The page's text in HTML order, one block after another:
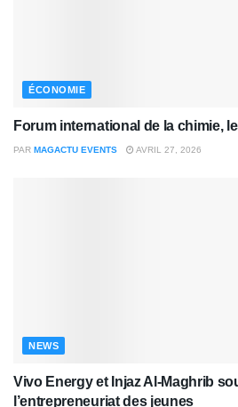
ÉCONOMIE
Forum international de la chimie,
PAR MAGACTU EVENTS AVRIL 27, 2026
NEWS
Vivo Energy et Injaz Al-Maghrib
l’entrepreneuriat des jeunes